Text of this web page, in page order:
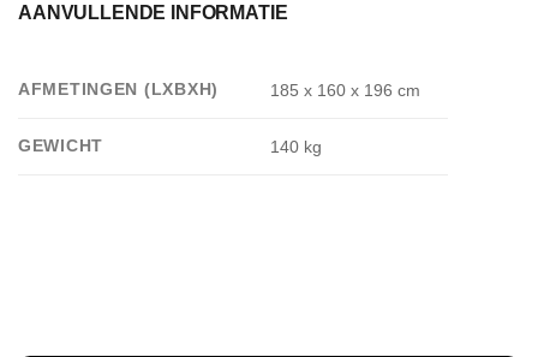
AANVULLENDE INFORMATIE
AFMETINGEN (LXBXH) 185 x 160 x 196 cm
GEWICHT 140 kg